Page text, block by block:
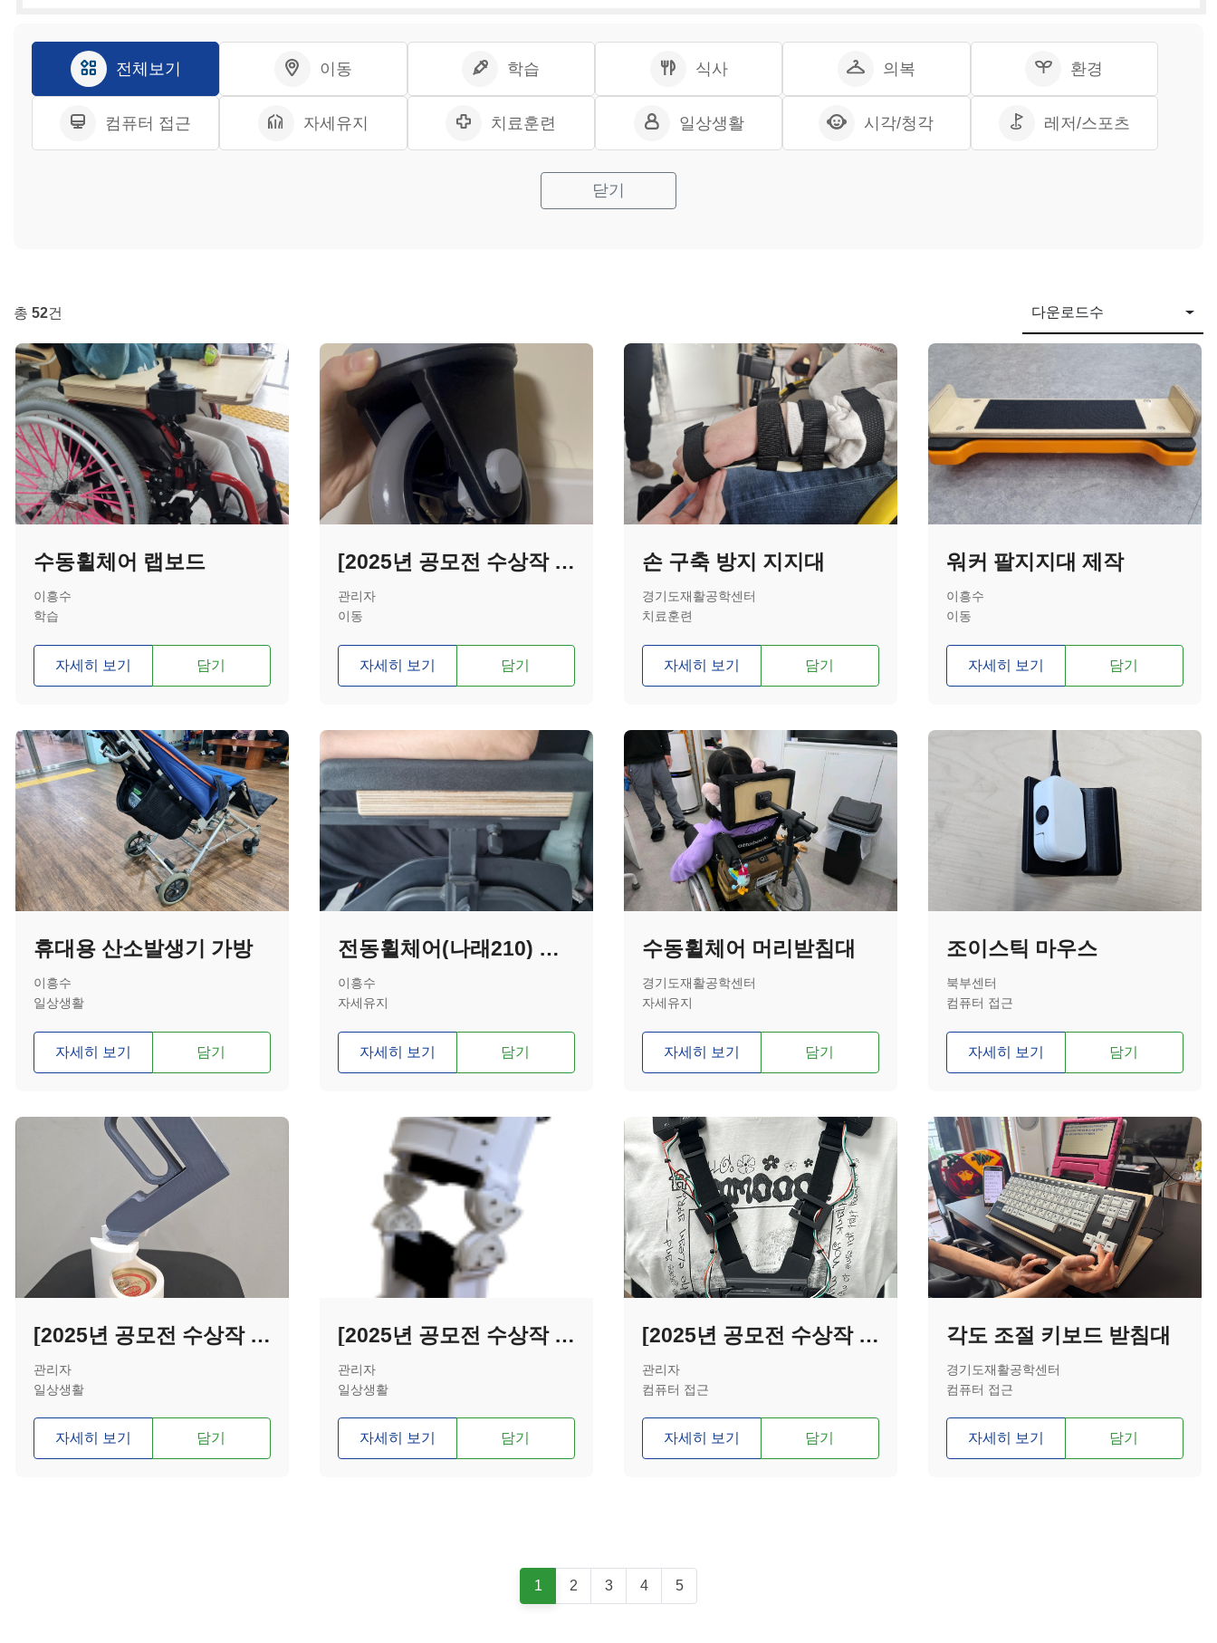
전체보기 이동 학습 식사 의복 환경
컴퓨터 접근 자세유지 치료훈련 일상생활 시각/청각 레저/스포츠
닫기
총 52건 다운로드수
수동휠체어 랩보드
이흥수
학습
자세히 보기 담기
[2025년 공모전 수상작 - 특별상] 충격을 흡수하는 무방향 자동 브레이크 성인 보행기 바퀴
관리자
이동
자세히 보기 담기
손 구축 방지 지지대
경기도재활공학센터
치료훈련
자세히 보기 담기
워커 팔지지대 제작
이흥수
이동
자세히 보기 담기
휴대용 산소발생기 가방
이흥수
일상생활
자세히 보기 담기
전동휠체어(나래210) 팔걸이 패드 높이 개조제작
이흥수
자세유지
자세히 보기 담기
수동휠체어 머리받침대
경기도재활공학센터
자세유지
자세히 보기 담기
조이스틱 마우스
북부센터
컴퓨터 접근
자세히 보기 담기
[2025년 공모전 수상작 - 입선] 원핸드 통조림 캔 오프너
관리자
일상생활
자세히 보기 담기
[2025년 공모전 수상작 - 우수상] 고령자를 위한 컴를라이언트 매커니즘 무릎 보조기
관리자
일상생활
자세히 보기 담기
[2025년 공모전 수상작 - 대상] BRG(장애인 레이싱 게임 보조기기)
관리자
컴퓨터 접근
자세히 보기 담기
각도 조절 키보드 받침대
경기도재활공학센터
컴퓨터 접근
자세히 보기 담기
1 2 3 4 5